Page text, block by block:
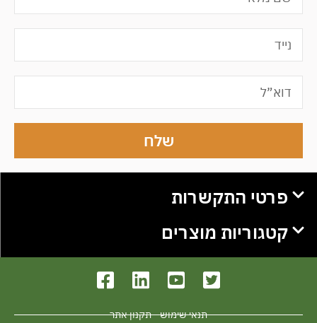
שלח
פרטי התקשרות
קטגוריות מוצרים
תנאי שימוש - תקנון אתר